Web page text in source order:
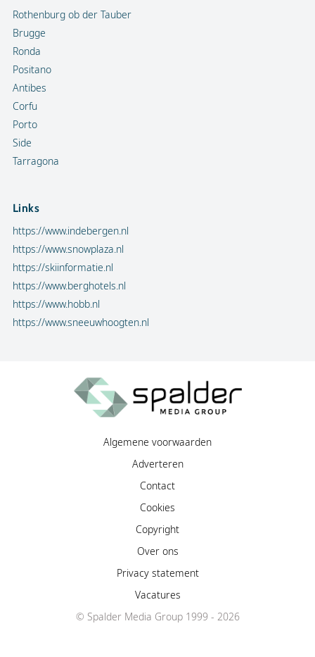
Rothenburg ob der Tauber
Brugge
Ronda
Positano
Antibes
Corfu
Porto
Side
Tarragona
Links
https://www.indebergen.nl
https://www.snowplaza.nl
https://skiinformatie.nl
https://www.berghotels.nl
https://www.hobb.nl
https://www.sneeuwhoogten.nl
Algemene voorwaarden
Adverteren
Contact
Cookies
Copyright
Over ons
Privacy statement
Vacatures
© Spalder Media Group 1999 - 2026